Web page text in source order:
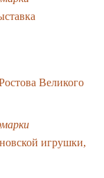
Великого
игрушки,